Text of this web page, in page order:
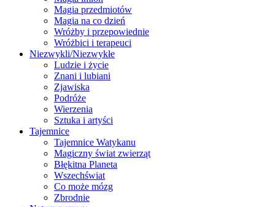
Magia przedmiotów
Magia na co dzień
Wróżby i przepowiednie
Wróżbici i terapeuci
Niezwykli/Niezwykłe
Ludzie i życie
Znani i lubiani
Zjawiska
Podróże
Wierzenia
Sztuka i artyści
Tajemnice
Tajemnice Watykanu
Magiczny świat zwierząt
Błękitna Planeta
Wszechświat
Co może mózg
Zbrodnie